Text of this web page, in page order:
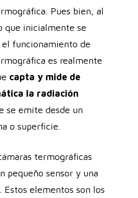
Pues bien, al
que inicialmente se
el funcionamiento de
es realmente
capta y mide de
la radiación
se emite desde un
o superficie.
termográficas
pequeño sensor y una
Estos elementos son los